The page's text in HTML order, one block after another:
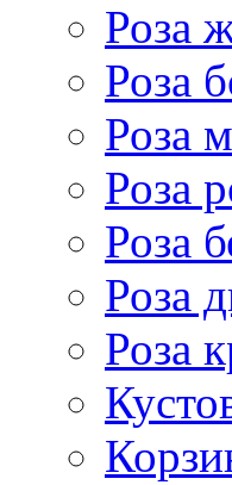
Роза
Роза
Роза
Роза
Роза
Роза
Роза